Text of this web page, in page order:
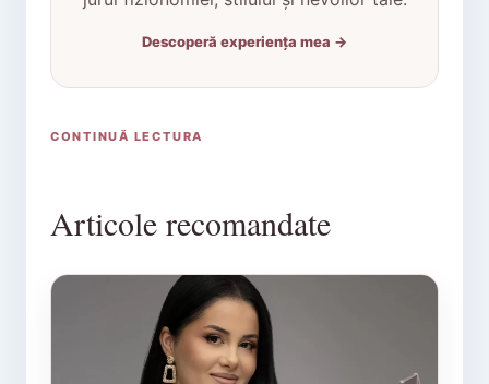
Descoperă experiența mea →
CONTINUĂ LECTURA
Articole recomandate